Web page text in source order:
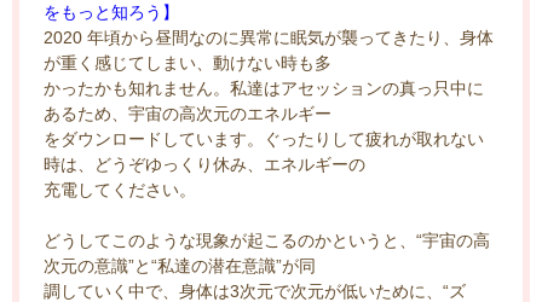
をもっと知ろう】
2020 年頃から昼間なのに異常に眠気が襲ってきたり、身体
が重く感じてしまい、動けない時も多
かったかも知れません。私達はアセッションの真っ只中に
あるため、宇宙の高次元のエネルギー
をダウンロードしています。ぐったりして疲れが取れない
時は、どうぞゆっくり休み、エネルギーの
充電してください。
どうしてこのような現象が起こるのかというと、“宇宙の高
次元の意識”と“私達の潜在意識”が同
調していく中で、身体は3次元で次元が低いために、“ズ